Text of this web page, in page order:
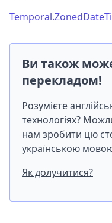
Ви також
перекладом!
Розумієте
технологіях?
нам зробити цю
українською
Як долучитися?